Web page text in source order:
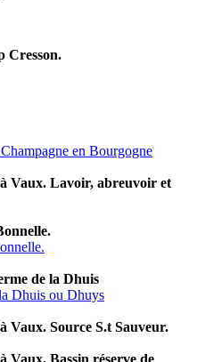
Cresson.
en Bourgogne
Vaux. Lavoir, abreuvoir et
de la Dhuis
Dhuis ou Dhuys
Vaux. Source S.t Sauveur.
Vaux. Bassin réserve de